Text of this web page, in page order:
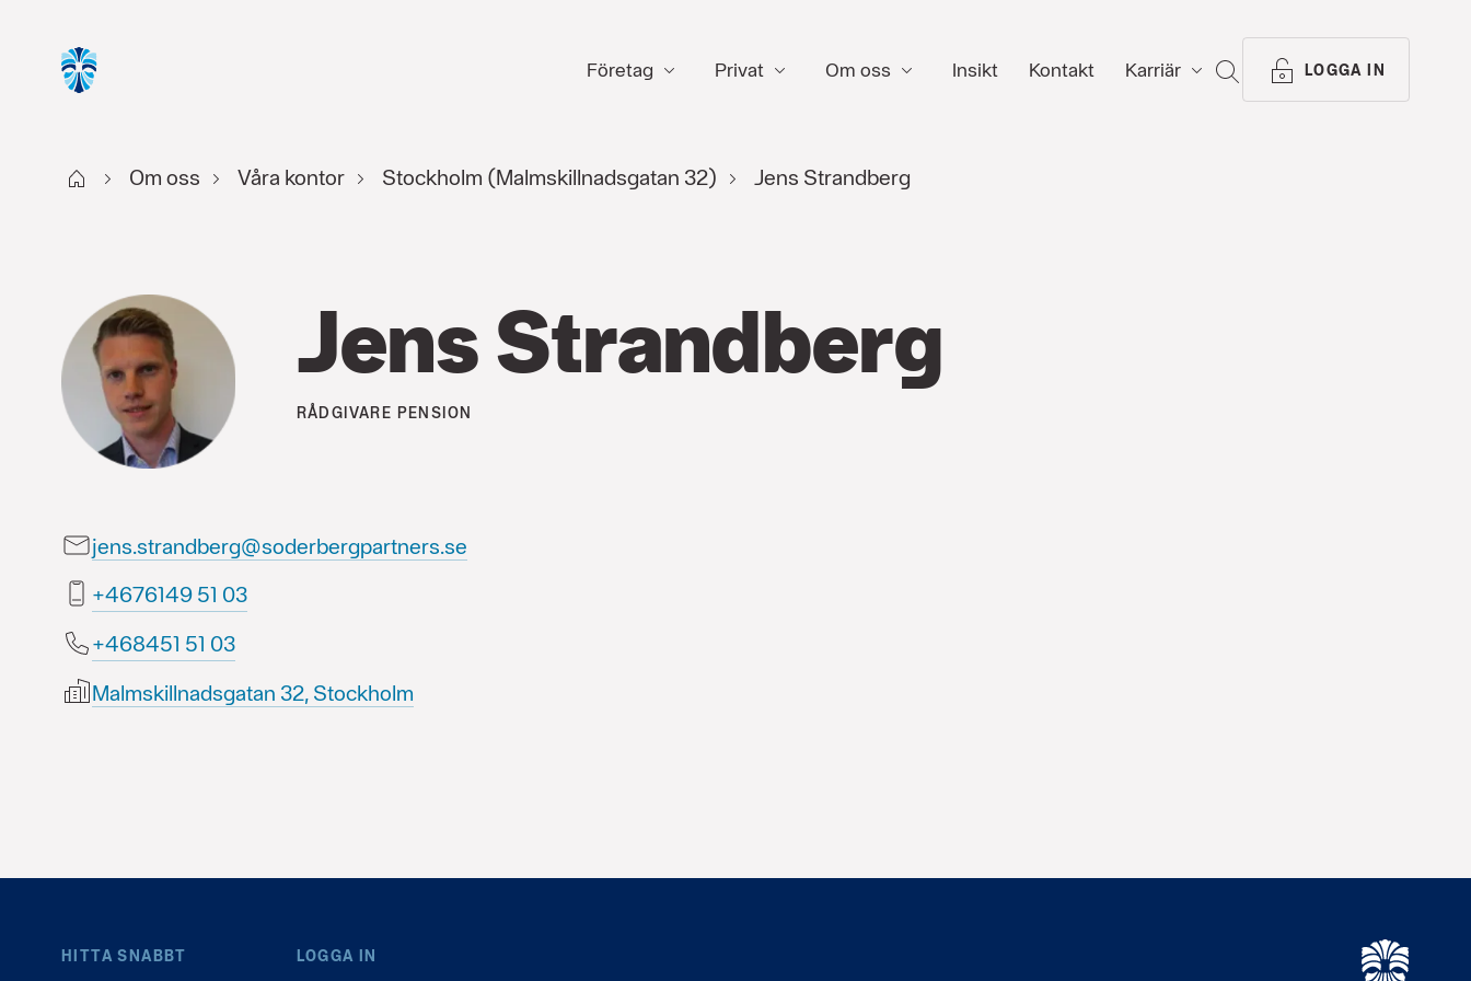
Företag Privat Om oss Insikt Kontakt Karriär SÖK LOGGA IN
Start Om oss Våra kontor Stockholm (Malmskillnadsgatan 32) Jens Strandberg
Jens Strandberg
RÅDGIVARE PENSION
jens.strandberg@soderbergpartners.se
30 15 9416764+
30 15 154864+
Malmskillnadsgatan 32, Stockholm
HITTA SNABBT LOGGA IN